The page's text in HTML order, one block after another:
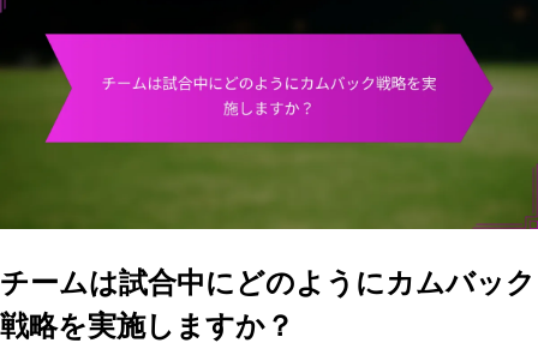
チームは試合中にどのようにカムバック
戦略を実施しますか？